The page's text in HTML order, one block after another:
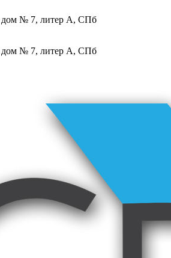
дом № 7, литер А, СПб
дом № 7, литер А, СПб